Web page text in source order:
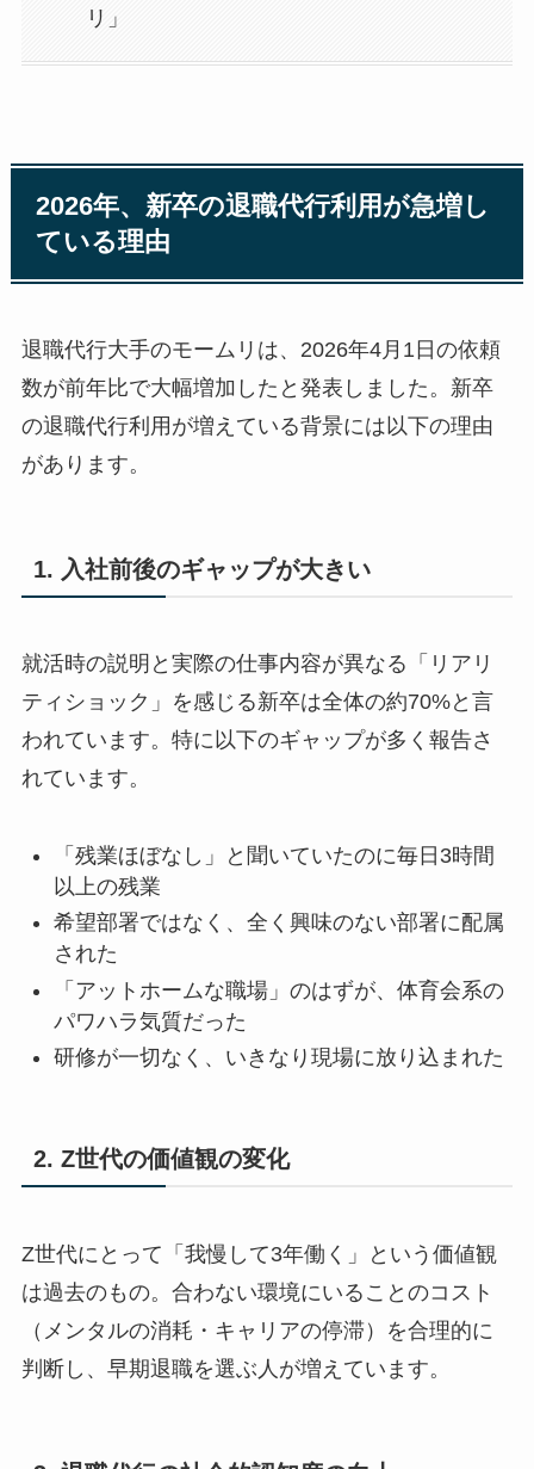
リ」
2026年、新卒の退職代行利用が急増し
ている理由
退職代行大手のモームリは、2026年4月1日の依頼
数が前年比で大幅増加したと発表しました。新卒
の退職代行利用が増えている背景には以下の理由
があります。
1. 入社前後のギャップが大きい
就活時の説明と実際の仕事内容が異なる「リアリ
ティショック」を感じる新卒は全体の約70%と言
われています。特に以下のギャップが多く報告さ
れています。
「残業ほぼなし」と聞いていたのに毎日3時間
以上の残業
希望部署ではなく、全く興味のない部署に配属
された
「アットホームな職場」のはずが、体育会系の
パワハラ気質だった
研修が一切なく、いきなり現場に放り込まれた
2. Z世代の価値観の変化
Z世代にとって「我慢して3年働く」という価値観
は過去のもの。合わない環境にいることのコスト
（メンタルの消耗・キャリアの停滞）を合理的に
判断し、早期退職を選ぶ人が増えています。